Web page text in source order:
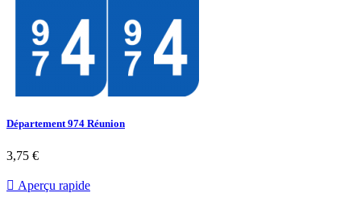
Département 974 Réunion
3,75 €
 Aperçu rapide